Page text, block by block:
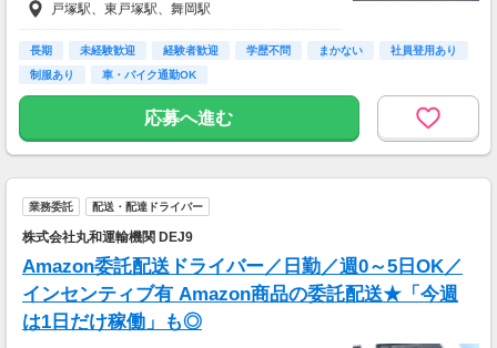
＜月収例＞
月収29.4万円
60代／月21日稼働／残業0時間／
車両持ち込みなし
60代／月23日稼働／残業0時間／
車両持ち込みなし
希望の収入額やライフスタイルに
合わせて稼働していただければO
戸塚駅、東戸塚駅、舞岡駅
長期 未経験歓迎 経験者歓迎 学歴不問 まかない
社員登用あり
制服あり
車・バイク通勤OK
応募へ進む
業務委託 配送・配達ドライバー
株式会社丸和運輸機関 DEJ9
Amazon委託配送ドライバー／日勤／週0～5日OK／
インセンティブ有 Amazon商品の委託配送★「今週
は1日だけ稼働」も◎